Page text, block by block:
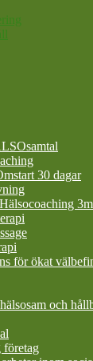
30 dagar
för ökat
och
företag